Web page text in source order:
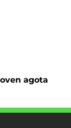
agota